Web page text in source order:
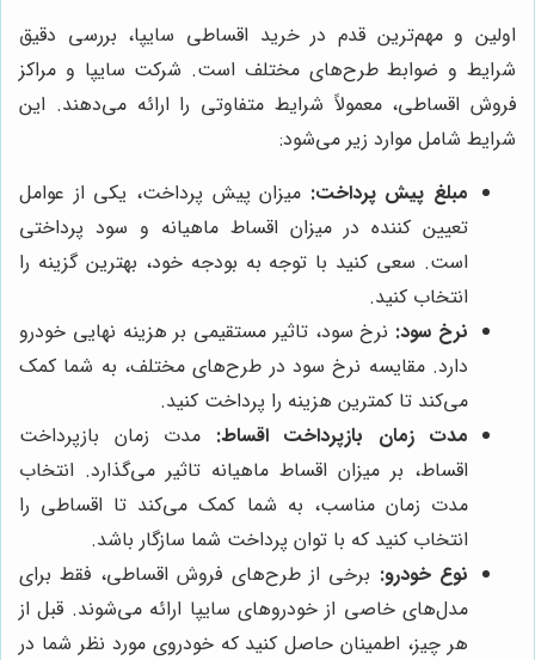
اولین و مهم‌ترین قدم در خرید اقساطی سایپا، بررسی دقیق
شرایط و ضوابط طرح‌های مختلف است. شرکت سایپا و مراکز
فروش اقساطی، معمولاً شرایط متفاوتی را ارائه می‌دهند. این
شرایط شامل موارد زیر می‌شود:
مبلغ پیش پرداخت: میزان پیش پرداخت، یکی از عوامل
تعیین کننده در میزان اقساط ماهیانه و سود پرداختی
است. سعی کنید با توجه به بودجه خود، بهترین گزینه را
انتخاب کنید.
نرخ سود: نرخ سود، تاثیر مستقیمی بر هزینه نهایی خودرو
دارد. مقایسه نرخ سود در طرح‌های مختلف، به شما کمک
می‌کند تا کمترین هزینه را پرداخت کنید.
مدت زمان بازپرداخت اقساط: مدت زمان بازپرداخت
اقساط، بر میزان اقساط ماهیانه تاثیر می‌گذارد. انتخاب
مدت زمان مناسب، به شما کمک می‌کند تا اقساطی را
انتخاب کنید که با توان پرداخت شما سازگار باشد.
نوع خودرو: برخی از طرح‌های فروش اقساطی، فقط برای
مدل‌های خاصی از خودروهای سایپا ارائه می‌شوند. قبل از
هر چیز، اطمینان حاصل کنید که خودروی مورد نظر شما در